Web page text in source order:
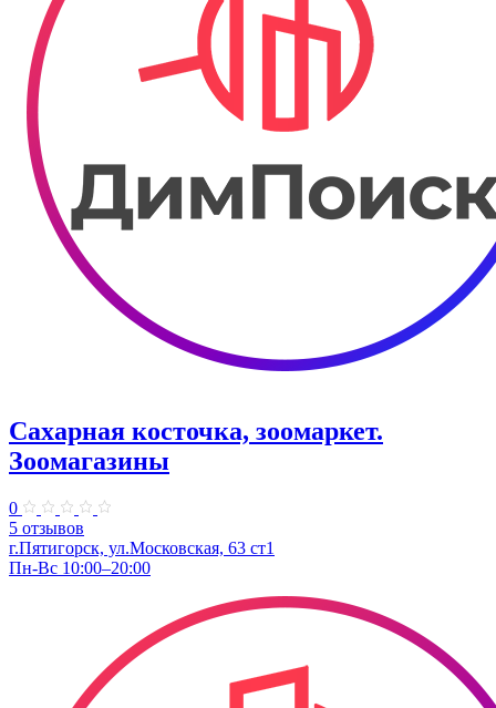
Сахарная косточка, зоомаркет.
Зоомагазины
0
5 отзывов
г.Пятигорск, ул.Московская, 63 ст1
Пн-Вс 10:00–20:00